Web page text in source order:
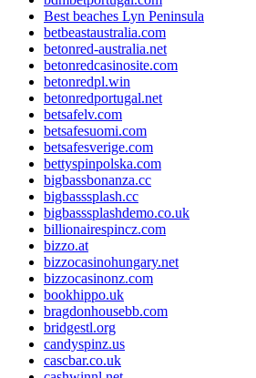
Best beaches Lyn Peninsula
betbeastaustralia.com
betonred-australia.net
betonredcasinosite.com
betonredpl.win
betonredportugal.net
betsafelv.com
betsafesuomi.com
betsafesverige.com
bettyspinpolska.com
bigbassbonanza.cc
bigbasssplash.cc
bigbasssplashdemo.co.uk
billionairespincz.com
bizzo.at
bizzocasinohungary.net
bizzocasinonz.com
bookhippo.uk
bragdonhousebb.com
bridgestl.org
candyspinz.us
cascbar.co.uk